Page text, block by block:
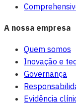
A nossa empresa
Quem somos
Inovação e
Governança
Evidência